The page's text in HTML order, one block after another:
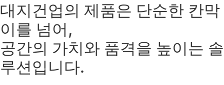
대지건업의 제품은 단순한 칸막
이를 넘어,
공간의 가치와 품격을 높이는 솔
루션입니다.